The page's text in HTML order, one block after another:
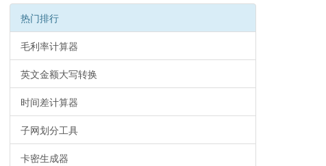
热门排行
毛利率计算器
英文金额大写转换
时间差计算器
子网划分工具
卡密生成器